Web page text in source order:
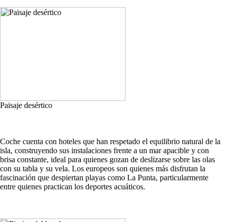
Paisaje desértico
Coche cuenta con hoteles que han respetado el equilibrio natural de la
isla, construyendo sus instalaciones frente a un mar apacible y con
brisa constante, ideal para quienes gozan de deslizarse sobre las olas
con su tabla y su vela. Los europeos son quienes más disfrutan la
fascinación que despiertan playas como La Punta, particularmente
entre quienes practican los deportes acuáticos.